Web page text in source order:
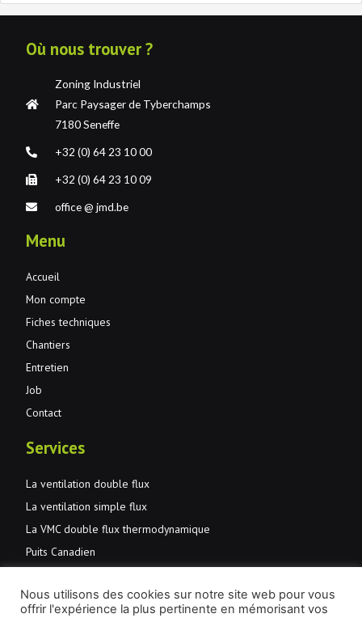
Où nous trouver ?
Zoning Industriel
Parc Paysager de Tyberchamps
7180 Seneffe
+32 (0) 64 23 10 00
+32 (0) 64 23 10 09
office @ jmd.be
Menu
Accueil
Mon compte
Fiches techniques
Chantiers
Entretien
Job
Contact
Services
La ventilation double flux
La ventilation simple flux
La VMC double flux thermodynamique
Puits Canadien
JMD Aération et santé
Nous utilisons des cookies sur notre site web pour vous
offrir l'expérience la plus pertinente en mémorisant vos